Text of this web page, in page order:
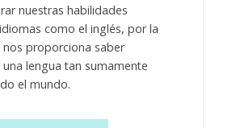
nuestras habilidades
como el inglés, por la
proporciona saber
lengua tan sumamente
el mundo.